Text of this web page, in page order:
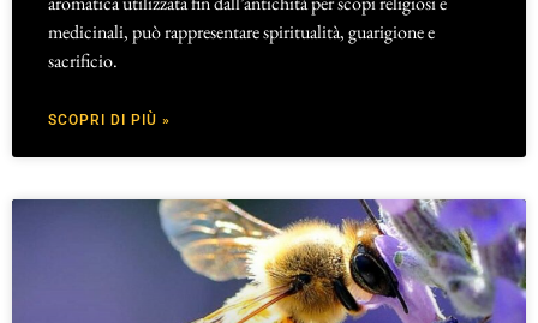
medicinali, può rappresentare spiritualità, guarigione e
sacrificio.
SCOPRI DI PIÙ »